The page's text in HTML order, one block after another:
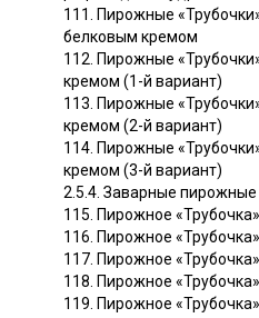
111. Пирожные
белковым кремом
112. Пирожные
кремом (1-й вариант)
113. Пирожные
кремом (2-й вариант)
114. Пирожные
кремом (3-й вариант)
2.5.4. Заварные пирожные
115. Пирожное
116. Пирожное
117. Пирожное
118. Пирожное
119. Пирожное